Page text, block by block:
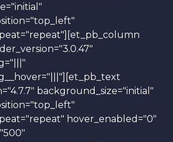
background_size="initial"
hover_enabled="0"